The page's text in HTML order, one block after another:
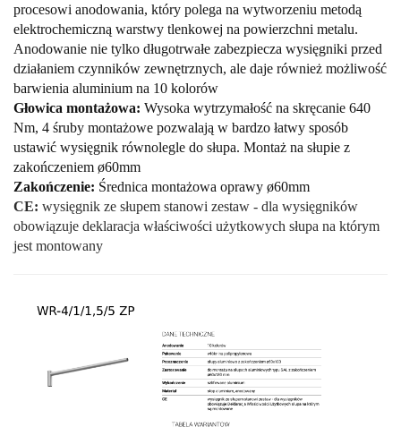
procesowi anodowania, który polega na wytworzeniu metodą
elektrochemiczną warstwy tlenkowej na powierzchni metalu.
Anodowanie nie tylko długotrwałe zabezpiecza wysięgniki przed
działaniem czynników zewnętrznych, ale daje również możliwość
barwienia aluminium na 10 kolorów
Głowica montażowa: Wysoka wytrzymałość na skręcanie 640
Nm, 4 śruby montażowe pozwalają w bardzo łatwy sposób
ustawić wysięgnik równolegle do słupa. Montaż na słupie z
zakończeniem ø60mm
Zakończenie: Średnica montażowa oprawy ø60mm
CE: wysięgnik ze słupem stanowi zestaw - dla wysięgników
obowiązuje deklaracja właściwości użytkowych słupa na którym
jest montowany